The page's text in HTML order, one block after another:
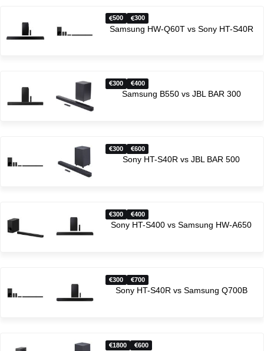
500 300
Samsung HW-Q60T vs Sony HT-S40R
300 400
Samsung B550 vs JBL BAR 300
300 600
Sony HT-S40R vs JBL BAR 500
300 400
Sony HT-S400 vs Samsung HW-A650
300 700
Sony HT-S40R vs Samsung Q700B
1800 600